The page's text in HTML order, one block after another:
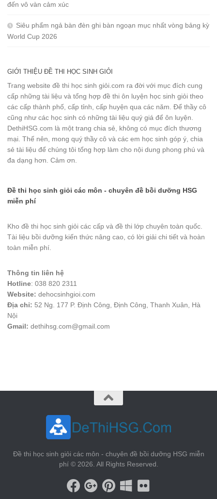
đến vô vàn cảm xúc
Siêu phẩm ngả bàn đèn ghi bàn ngoạn mục nhất vòng bảng kỳ
World Cup 2026
GIỚI THIỆU ĐỀ THI HỌC SINH GIỎI
Trang website đề thi học sinh giỏi.com ra đời với mục đích cung
cấp những tài liệu và tổng hợp đề thi ôn luyện học sinh giỏi theo
các cấp thành phố, cấp tỉnh, cấp huyện qua các năm. Để thầy cô
cũng như các học sinh có những tài liệu quý giá để ôn luyện.
DethiHSG.com là một trang chia sẻ, không có mục đích thương
mại. Thế nên, mong quý thầy cô và các em học sinh góp ý, chia
sẻ tài liệu để chúng tôi tổng hợp làm cho nội dung phong phú và
đa dạng hơn. Cảm ơn.
Đề thi học sinh giỏi các môn - chuyên đề bồi dưỡng HSG
miễn phí
Kho đề thi học sinh giỏi các cấp và đề thi lớp chuyên toàn quốc.
Tài liệu bồi dưỡng kiến thức nâng cao, có lời giải chi tiết và hoàn
toàn miễn phí.
Thông tin liên hệ
Hotline: 038 820 2311
Website: dehocsinhgioi.com
Địa chỉ: 52 Ng. 177 P. Định Công, Định Công, Thanh Xuân, Hà
Nội
Gmail: dethihsg.com@gmail.com
Đề thi học sinh giỏi các môn - chuyên đề bồi dưỡng HSG miễn
phí © 2026. All Rights Reserved.